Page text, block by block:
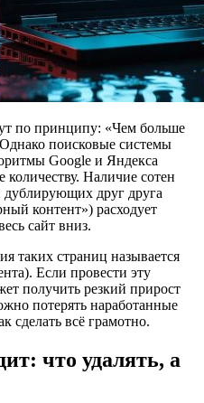
по принципу: «Чем больше
поисковые системы
Google и Яндекса
количеству. Наличие сотен
дублирующих друг друга
контент») расходует
сайт вниз.
таких страниц называется
Если провести эту
получить резкий прирост
потерять наработанные
сделать всё грамотно.
что удалять, а